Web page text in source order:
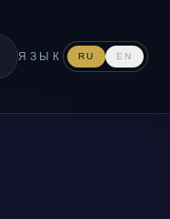
ЯЗЫК RU EN